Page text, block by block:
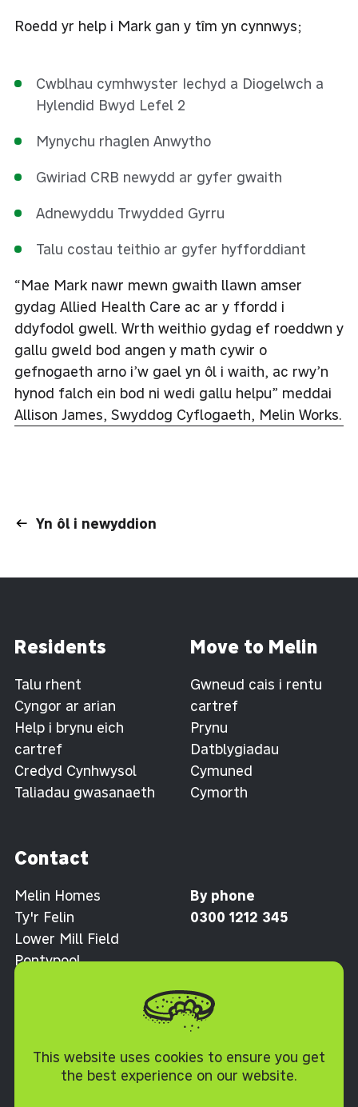
This website uses cookies to ensure you get
the best experience on our website.
Roedd yr help i Mark gan y tîm yn cynnwys;
Cwblhau cymhwyster Iechyd a Diogelwch a
Hylendid Bwyd Lefel 2
Mynychu rhaglen Anwytho
Gwiriad CRB newydd ar gyfer gwaith
Adnewyddu Trwydded Gyrru
Talu costau teithio ar gyfer hyfforddiant
“Mae Mark nawr mewn gwaith llawn amser
gydag Allied Health Care ac ar y ffordd i
ddyfodol gwell. Wrth weithio gydag ef roeddwn y
gallu gweld bod angen y math cywir o
gefnogaeth arno i’w gael yn ôl i waith, ac rwy’n
hynod falch ein bod ni wedi gallu helpu” meddai
Allison James, Swyddog Cyflogaeth, Melin Works.
Yn ôl i newyddion
Residents
Talu rhent
Cyngor ar arian
Help i brynu eich
cartref
Credyd Cynhwysol
Taliadau gwasanaeth
Move to Melin
Gwneud cais i rentu
cartref
Prynu
Datblygiadau
Cymuned
Cymorth
Contact
Melin Homes
Ty'r Felin
Lower Mill Field
Pontypool
By phone
0300 1212 345